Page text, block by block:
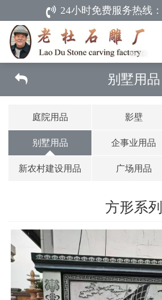
24小时免费服务热线：
别墅用品
庭院用品 影壁
别墅用品 企事业用品
新农村建设用品 广场用品
方形系列